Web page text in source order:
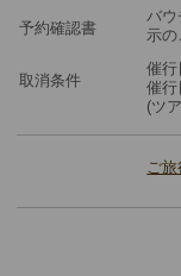
予約確認書
バウ
示の
取消条件
催行
催行
(ツ
ご